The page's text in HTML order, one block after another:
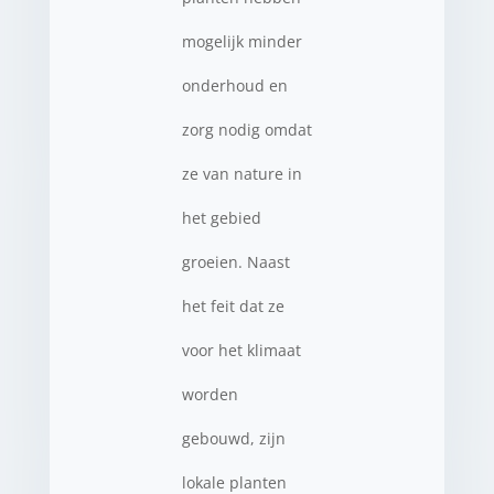
mogelijk minder
onderhoud en
zorg nodig omdat
ze van nature in
het gebied
groeien. Naast
het feit dat ze
voor het klimaat
worden
gebouwd, zijn
lokale planten